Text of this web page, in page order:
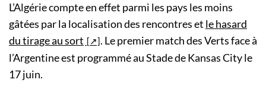
L’Algérie compte en effet parmi les pays les moins
gâtées par la localisation des rencontres et le hasard
du tirage au sort
. Le premier match des Verts face à
l’Argentine est programmé au Stade de Kansas City le
17 juin.